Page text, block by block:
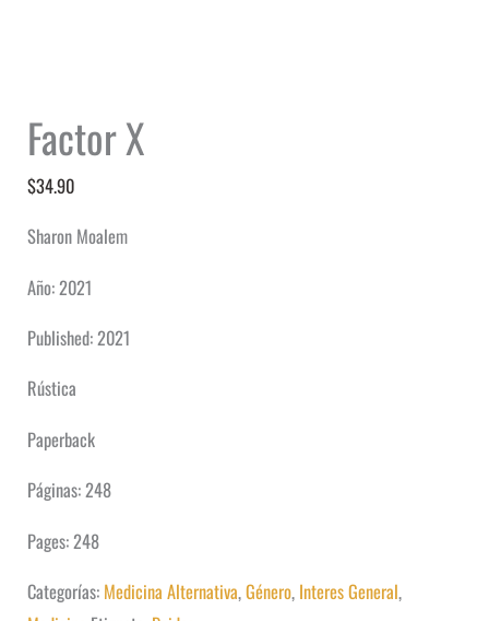
Factor X
$34.90
Sharon Moalem
Año: 2021
Published: 2021
Rústica
Paperback
Páginas: 248
Pages: 248
Categorías: Medicina Alternativa,Género, Interes General,